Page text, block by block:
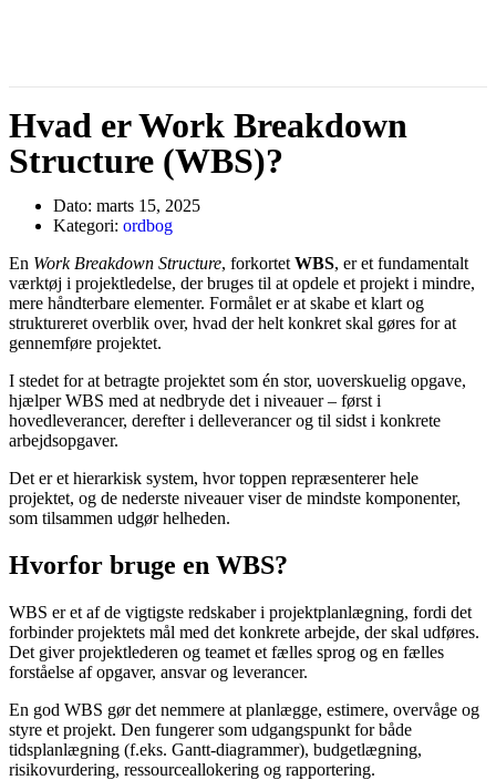
Hvad er Work Breakdown
Structure (WBS)?
Dato: marts 15, 2025
Kategori: ordbog
En Work Breakdown Structure, forkortet WBS, er et fundamentalt
værktøj i projektledelse, der bruges til at opdele et projekt i mindre,
mere håndterbare elementer. Formålet er at skabe et klart og
struktureret overblik over, hvad der helt konkret skal gøres for at
gennemføre projektet.
I stedet for at betragte projektet som én stor, uoverskuelig opgave,
hjælper WBS med at nedbryde det i niveauer – først i
hovedleverancer, derefter i delleverancer og til sidst i konkrete
arbejdsopgaver.
Det er et hierarkisk system, hvor toppen repræsenterer hele
projektet, og de nederste niveauer viser de mindste komponenter,
som tilsammen udgør helheden.
Hvorfor bruge en WBS?
WBS er et af de vigtigste redskaber i projektplanlægning, fordi det
forbinder projektets mål med det konkrete arbejde, der skal udføres.
Det giver projektlederen og teamet et fælles sprog og en fælles
forståelse af opgaver, ansvar og leverancer.
En god WBS gør det nemmere at planlægge, estimere, overvåge og
styre et projekt. Den fungerer som udgangspunkt for både
tidsplanlægning (f.eks. Gantt-diagrammer), budgetlægning,
risikovurdering, ressourceallokering og rapportering.